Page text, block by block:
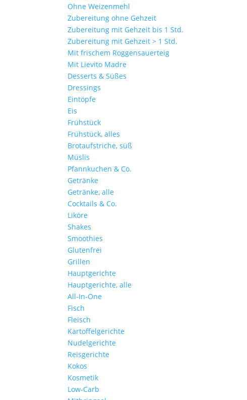
Ohne Weizenmehl
Zubereitung ohne Gehzeit
Zubereitung mit Gehzeit bis 1 Std.
Zubereitung mit Gehzeit > 1 Std.
Mit frischem Roggensauerteig
Mit Lievito Madre
Desserts & Süßes
Dressings
Eintöpfe
Eis
Frühstück
Frühstück, alles
Brotaufstriche, süß
Müslis
Pfannkuchen & Co.
Getränke
Getränke, alle
Cocktails & Co.
Liköre
Shakes
Smoothies
Glutenfrei
Grillen
Hauptgerichte
Hauptgerichte, alle
All-In-One
Fisch
Fleisch
Kartoffelgerichte
Nudelgerichte
Reisgerichte
Kokos
Kosmetik
Low-Carb